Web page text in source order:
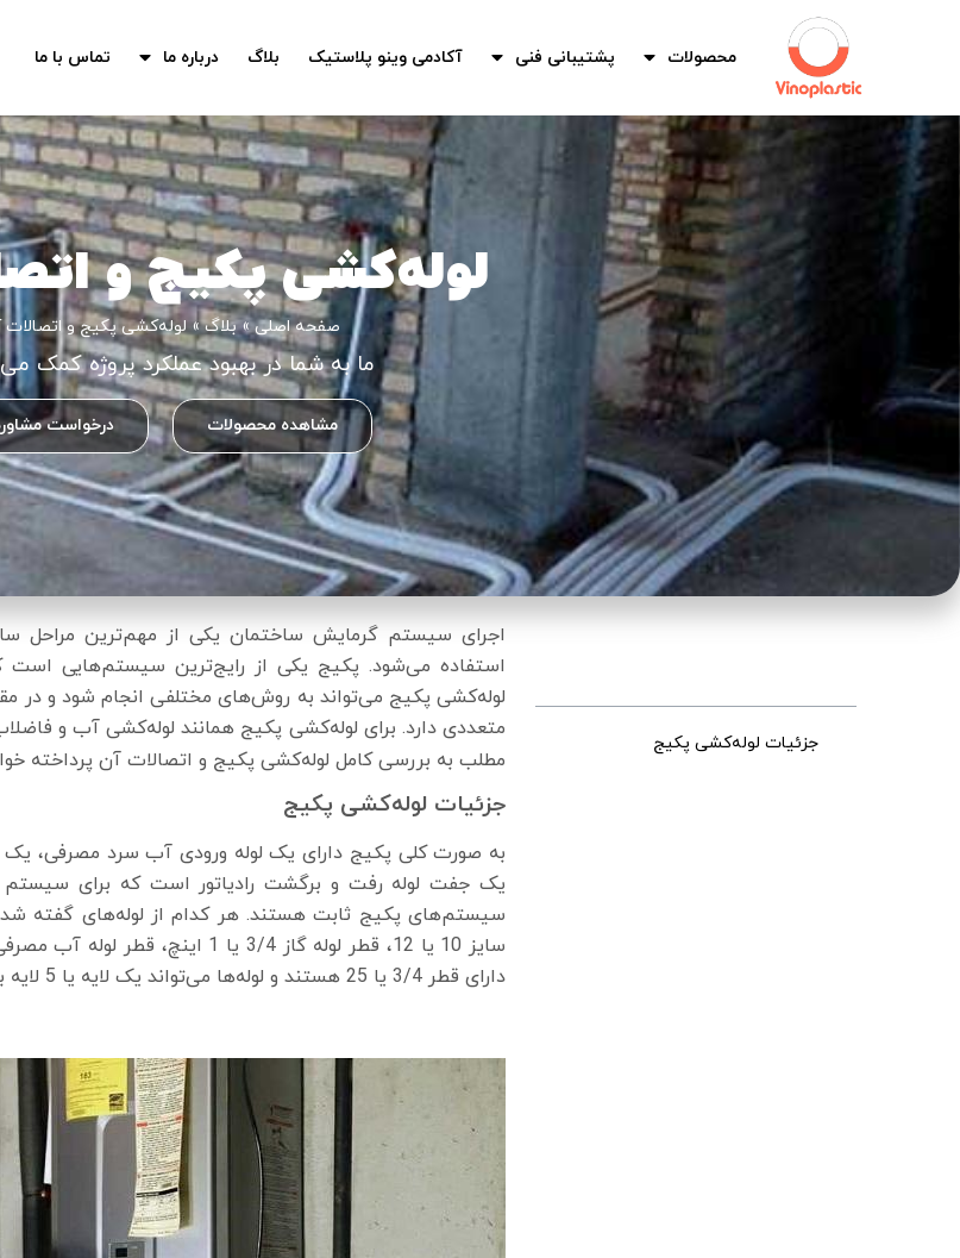
محصولات پشتیبانی فنی آکادمی وینو پلاستیک بلاگ درباره ما تماس با ما
لوله‌کشی پکیج و
صفحه اصلی»بلاگ»لوله‌کشی پکیج و
ما به شما در بهبود عملکرد پروژه کمک
مشاهده محصولات درخواست
جزئیات لوله‌کشی پکیج
اجرای سیستم گرمایش ساختمان یکی از مهم‌ترین مراحل
استفاده می‌شود. پکیج یکی از رایج‌ترین سیستم‌هایی
لوله‌کشی پکیج می‌تواند به روش‌های مختلفی انجام شود و در
متعددی دارد. برای لوله‌کشی پکیج همانند لوله‌کشی آب و
مطلب به بررسی کامل لوله‌کشی پکیج و اتصالات آن پرداخته
جزئیات لوله‌کشی پکیج
به صورت کلی پکیج دارای یک لوله ورودی آب سرد مصرفی،
یک جفت لوله رفت و برگشت رادیاتور است که برای سیستم
سیستم‌های پکیج ثابت هستند. هر کدام از لوله‌های گفته‌ شده
دارای قطر 3/4 یا 25 هستند و لوله‌ها می‌تواند یک لایه یا 5 لایه باشد.